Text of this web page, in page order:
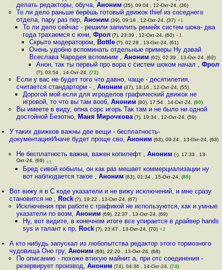
делать редакторы, обуча, Аноним (35), 09:04 , 12-Окт-24, (36)
То ли дело раньше берёшь готовый движок thief из соседнего
отдела, пару раз пер, Аноним (39), 09:18 , 12-Окт-24, (37) +1
То ли дело сейчас - решили запилить ремейк систем шока- два
года трахаемся с юни, Фрол(?), 23:39 , 12-Окт-24, (60) –1
Скрыто модератором, Bottle (?), 02:28 , 13-Окт-24, (61)
Очень удобно вспоминать отдельные примеры Ну давай
Всеслава Чародея вспомним ,Аноним (62), 02:39 , 13-Окт-24, (62)
Анон, так ты первый про вора с систем шоком начал , Фрол
(?), 03:54 , 14-Окт-24, (72)
Если у вас не будет того что давно, чаще - десятилетия,
считается стандарторм - , Аноним (47), 18:16 , 12-Окт-24, (55)
Дорогой мой если для игроделов графический движок не
игровой, то что вы там вооб, Аноним (80), 17:54 , 14-Окт-24, (80)
Вы имеете в виду, опна сорс игорь Так там и не было ни одной
достойной Безотно, Маня Мирочкова(?), 19:34 , 12-Окт-24, (59)
У таких движков важны две вещи - бесплатность-
документацияИначе будет проще сво,Аноним (63), 09:24 , 13-Окт-24, (63)
Не бесплатность важна, важен копилефт , Аноним (-), 17:33 , 13-
Окт-24, (66) +1
Бред сивой кобылы, он как раз мешает коммерциализации ну
вот наблюдается такое , Аноним (83), 01:34 , 15-Окт-24, (85)
Вот вижу я в С коде указатели и не вижу исключений, и мне сразу
становится не , Rock (?), 19:22 , 13-Окт-24, (67)
Исключения при работе с графикой не используются, как и умные
указатели по возм, Аноним (69), 22:37 , 13-Окт-24, (69)
Ну, вот видите, в конечном итоге все упирается в драйвер hands
sys и талант к пр, Rock(?), 23:47 , 13-Окт-24, (70) +2
А кто нибудь запускал из любопытства редактор этого тормозного
чудовища Оно гру,Аноним (69), 22:20 , 13-Окт-24, (68)
По описанию - похоже втихую майнит а, при отс соединения -
резервирует производ, Аноним (74), 04:36 , 14-Окт-24, (74)